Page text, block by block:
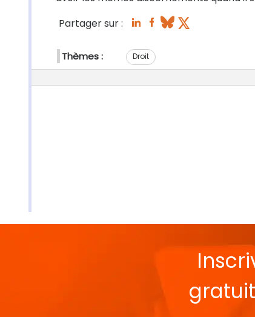
Partager sur :
Thèmes : Droit